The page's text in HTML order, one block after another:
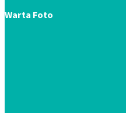
Warta Foto